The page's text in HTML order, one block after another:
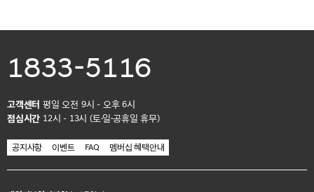
1833-5116
고객센터 평일 오전 9시 - 오후 6시
점심시간 12시 - 13시 (토·일·공휴일 휴무)
공지사항 이벤트 FAQ 멤버십 혜택안내